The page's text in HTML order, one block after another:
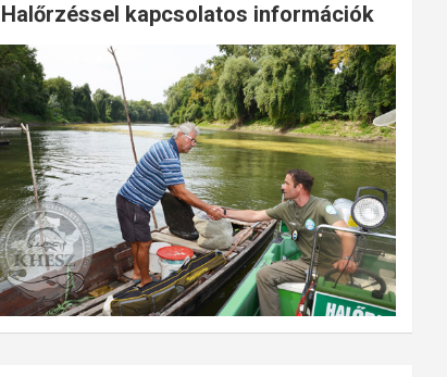
Halőrzéssel kapcsolatos információk